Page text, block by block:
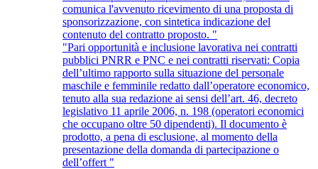
comunica l'avvenuto ricevimento di una proposta di
sponsorizzazione, con sintetica indicazione del
contenuto del contratto proposto. "
"Pari opportunità e inclusione lavorativa nei contratti
pubblici PNRR e PNC e nei contratti riservati: Copia
dell’ultimo rapporto sulla situazione del personale
maschile e femminile redatto dall’operatore economico,
tenuto alla sua redazione ai sensi dell’art. 46, decreto
legislativo 11 aprile 2006, n. 198 (operatori economici
che occupano oltre 50 dipendenti). Il documento è
prodotto, a pena di esclusione, al momento della
presentazione della domanda di partecipazione o
dell’offert "